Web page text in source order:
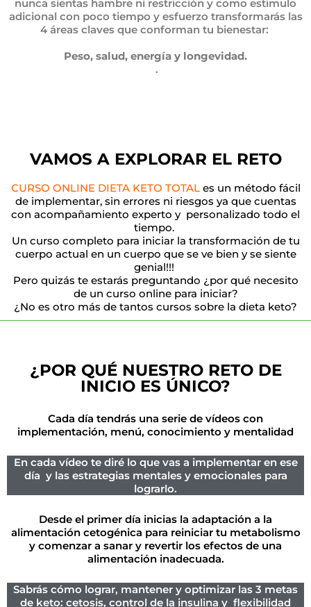
nunca sientas hambre ni restricción y como estimulo
adicional con poco tiempo y esfuerzo transformarás las
4 áreas claves que conforman tu bienestar:
Peso, salud, energía y longevidad.
.
VAMOS A EXPLORAR EL RETO
CURSO ONLINE DIETA KETO TOTALes un método fácil
de implementar, sin errores ni riesgos ya que cuentas
con acompañamiento experto y personalizado todo el
tiempo.
Un curso completo para iniciar la transformación de tu
cuerpo actual en un cuerpo que se ve bien y se siente
genial!!!
Pero quizás te estarás preguntando ¿por qué necesito
de un curso onlinepara iniciar?
¿No es otro más de tantos cursos sobre la dieta keto?
¿POR QUÉ NUESTRO RETO DE
INICIO ES ÚNICO?
Cada día tendrás una serie de vídeos con
implementación, menú, conocimiento y mentalidad
En cada vídeo te diré lo que vas a implementar en ese
día y las estrategias mentales y emocionales para
lograrlo.
Desde el primer día inicias la adaptación a la
alimentación cetogénica para reiniciar tu metabolismo
y comenzar a sanar y revertir los efectos de una
alimentación inadecuada.
Sabrás cómo lograr, mantener y optimizar las 3 metas
de keto: cetosis, control de la insulina y flexibilidad